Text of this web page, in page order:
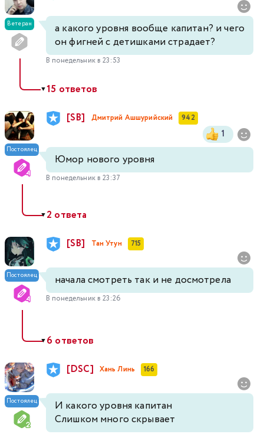
Ветеран
а какого уровня вообще капитан? и чего
он фигней с детишками страдает?
В понедельник в 23:53
▼15 ответов
Постоялец
[SB] Дмитрий Ашшурийский 942
1
Юмор нового уровня
В понедельник в 23:37
▼2 ответа
Постоялец
[SB] Тан Утун 715
начала смотреть так и не досмотрела
В понедельник в 23:26
▼6 ответов
Постоялец
[DSC] Хань Линь 166
И какого уровня капитан
Слишком много скрывает